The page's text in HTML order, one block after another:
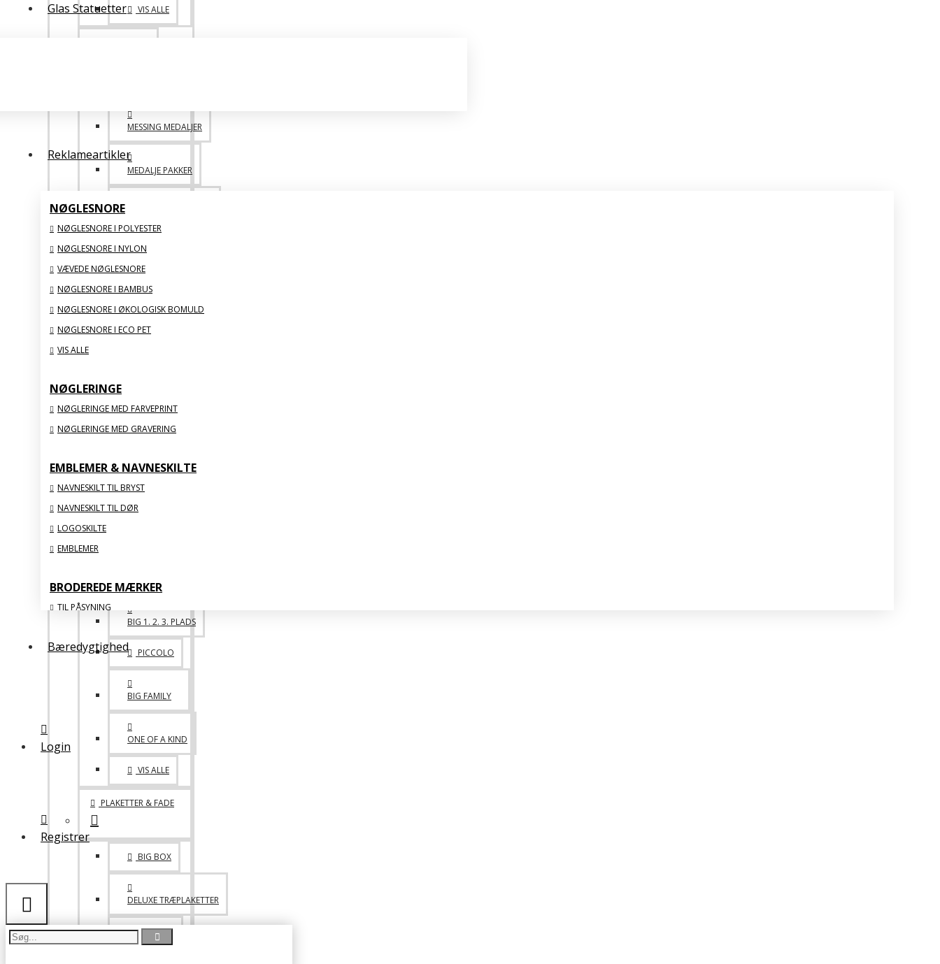
Glas Statuetter
Reklameartikler
NØGLESNORE
NØGLESNORE I POLYESTER
NØGLESNORE I NYLON
VÆVEDE NØGLESNORE
NØGLESNORE I BAMBUS
NØGLESNORE I ØKOLOGISK BOMULD
NØGLESNORE I ECO PET
VIS ALLE
NØGLERINGE
NØGLERINGE MED FARVEPRINT
NØGLERINGE MED GRAVERING
EMBLEMER & NAVNESKILTE
NAVNESKILT TIL BRYST
NAVNESKILT TIL DØR
LOGOSKILTE
EMBLEMER
BRODEREDE MÆRKER
TIL PÅSYNING
MED STRYGEBAGSIDE
ORGANISKE
MED FLOSSSEDE KANTER
LIDT BLANDET
DRIKKEDUNKE & KRUS
Bæredygtighed
Login
Registrer
VIS ALLE
MESSING MEDALJER
MEDALJE PAKKER
SAML SELV BILLIGERE
VIS ALLE
GLAS STATUETTER
SPECIALE
VIS ALLE
STATUETTER & FIGURER
BIG 1. 2. 3. PLADS
PICCOLO
BIG FAMILY
ONE OF A KIND
VIS ALLE
PLAKETTER & FADE
BIG BOX
DELUXE TRÆPLAKETTER
PICCOLO